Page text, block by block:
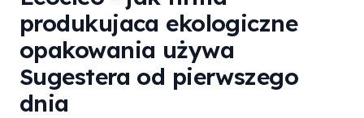
produkujaca ekologiczne
opakowania używa
Sugestera od pierwszego
dnia